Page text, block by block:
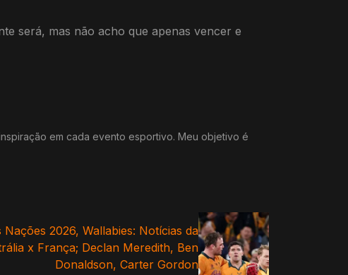
será, mas não acho que apenas vencer e
em cada evento esportivo. Meu objetivo é
Nações 2026, Wallabies: Notícias da
x França; Declan Meredith, Ben
Donaldson, Carter Gordon